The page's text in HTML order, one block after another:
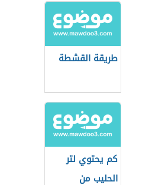
طريقة القشطة
كم يحتوي لتر
الحليب من